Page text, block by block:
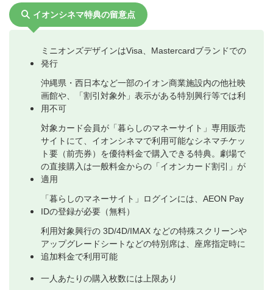
イオンシネマ特典の留意点
ミニオンズデザインはVisa、Mastercardブランドでの
発行
沖縄県・西日本など一部のイオン商業施設内の他社映
画館や、「割引対象外」表示がある特別興行等では利
用不可
対象カード会員が「暮らしのマネーサイト」専用販売
サイトにて、イオンシネマで利用可能なシネマチケッ
ト要（前売券）を優待料金で購入できる特典。劇場で
の直接購入は一般料金からの「イオンカード割引」が
適用
「暮らしのマネーサイト」ログインには、AEON Pay
IDの登録が必要（無料）
利用対象興行の 3D/4D/IMAX などの特殊スクリーンや
アップグレードシートなどの特別席は、座席指定時に
追加料金で利用可能
一人あたりの購入枚数には上限あり